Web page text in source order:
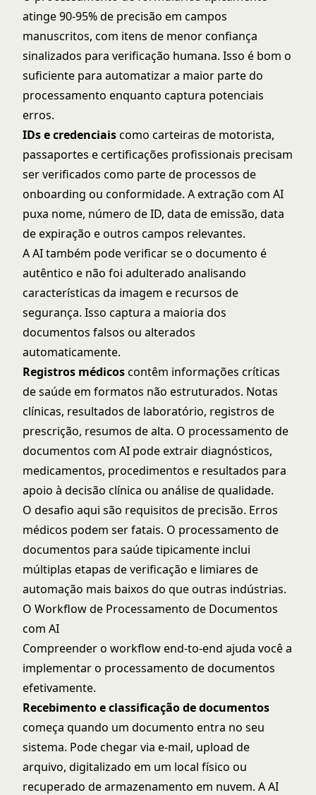
atinge 90-95% de precisão em campos
manuscritos, com itens de menor confiança
sinalizados para verificação humana. Isso é bom o
suficiente para automatizar a maior parte do
processamento enquanto captura potenciais
erros.
IDs e credenciaiscomo carteiras de motorista,
passaportes e certificações profissionais precisam
ser verificados como parte de processos de
onboarding ou conformidade. A extração com AI
puxa nome, número de ID, data de emissão, data
de expiração e outros campos relevantes.
A AI também pode verificar se o documento é
autêntico e não foi adulterado analisando
características da imagem e recursos de
segurança. Isso captura a maioria dos
documentos falsos ou alterados
automaticamente.
Registros médicoscontêm informações críticas
de saúde em formatos não estruturados. Notas
clínicas, resultados de laboratório, registros de
prescrição, resumos de alta. O processamento de
documentos com AI pode extrair diagnósticos,
medicamentos, procedimentos e resultados para
apoio à decisão clínica ou análise de qualidade.
O desafio aqui são requisitos de precisão. Erros
médicos podem ser fatais. O processamento de
documentos para saúde tipicamente inclui
múltiplas etapas de verificação e limiares de
automação mais baixos do que outras indústrias.
O Workflow de Processamento de Documentos
com AI
Compreender o workflow end-to-end ajuda você a
implementar o processamento de documentos
efetivamente.
Recebimento e classificação de documentos
começa quando um documento entra no seu
sistema. Pode chegar via e-mail, upload de
arquivo, digitalizado em um local físico ou
recuperado de armazenamento em nuvem. A AI